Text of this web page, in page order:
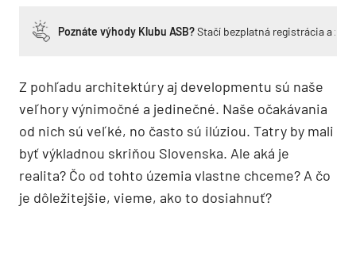
Poznáte výhody Klubu ASB?Stačí bezplatná registrácia a
Z pohľadu architektúry aj developmentu sú naše
veľhory výnimočné a jedinečné. Naše očakávania
od nich sú veľké, no často sú ilúziou. Tatry by mali
byť výkladnou skriňou Slovenska. Ale aká je
realita? Čo od tohto územia vlastne chceme? A čo
je dôležitejšie, vieme, ako to dosiahnuť?